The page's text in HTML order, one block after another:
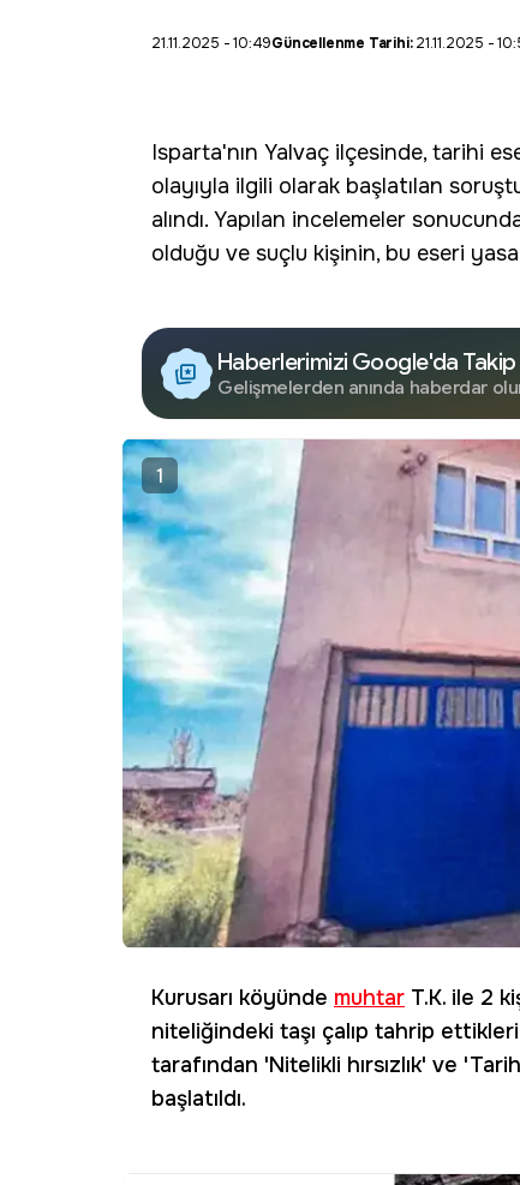
21.11.2025 - 10:49Güncellenme Tarihi:21.11.2025 -
Isparta'nın Yalvaç ilçesinde,tarihi
olayıyla ilgili olarak başlatılan
alındı. Yapılan incelemeler
olduğu ve suçlu kişinin, bu eseri
Haberlerimizi Google'da Takip
Gelişmelerden anında haberdar
1
Kurusarı köyünde muhtar T.K. ile 2
niteliğindeki taşı çalıp tahrip
tarafından 'Nitelikli hırsızlık' ve
başlatıldı.